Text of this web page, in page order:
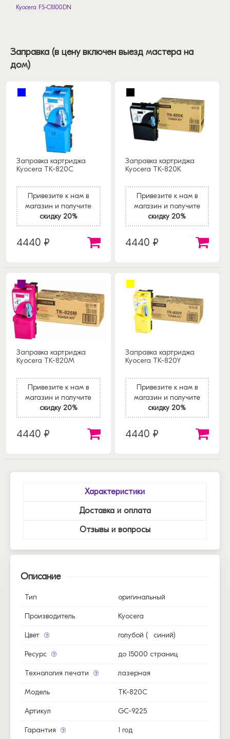
Kyocera FS-C8100DN
Заправка (в цену включен выезд мастера на
дом)
Заправка картриджа
Kyocera TK-820C
Привезите к нам в
магазин и получите
скидку 20%
4440 ₽
Заправка картриджа
Kyocera TK-820K
Привезите к нам в
магазин и получите
скидку 20%
4440 ₽
Заправка картриджа
Kyocera TK-820M
Привезите к нам в
магазин и получите
скидку 20%
4440 ₽
Заправка картриджа
Kyocera TK-820Y
Привезите к нам в
магазин и получите
скидку 20%
4440 ₽
Характеристики
Доставка и оплата
Отзывы и вопросы
Описание
Тип оригинальный
Производитель Kyocera
Цвет голубой ( синий)
Ресурс до 15000 страниц
Технология печати лазерная
Модель TK-820C
Артикул GC-9225
Гарантия 1 год